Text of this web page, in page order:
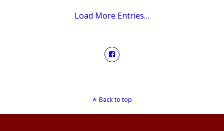
Load More Entries…
Back to top